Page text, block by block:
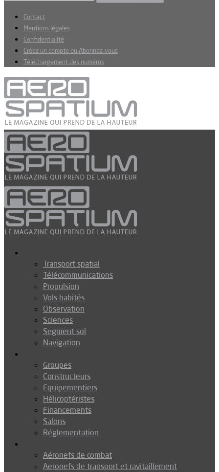
Contact
Mentions légales
Confidentialité
Créez un compte ou Abonnez-vous
Téléchargement des numéros
Transport spatial
Télécommunications
Propulsion
Vols habités
Observation
Sciences
Segment sol
Navigation
Groupes
Constructeurs
Equipementiers
Hélicoptéristes
Financements
Salons
Réglementation
Aéronefs de combat
Aeronefs de transport et ravitaillement